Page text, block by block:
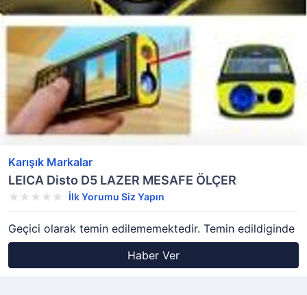
Karışık Markalar
LEICA Disto D5 LAZER MESAFE ÖLÇER
İlk Yorumu Siz Yapın
Geçici olarak temin edilememektedir. Temin edildiginde
Haber Ver